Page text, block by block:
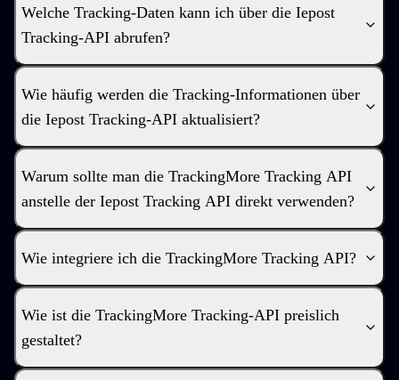
Welche Tracking-Daten kann ich über die Iepost
Tracking-API abrufen?
Wie häufig werden die Tracking-Informationen über
die Iepost Tracking-API aktualisiert?
Warum sollte man die TrackingMore Tracking API
anstelle der Iepost Tracking API direkt verwenden?
Wie integriere ich die TrackingMore Tracking API?
Wie ist die TrackingMore Tracking-API preislich
gestaltet?